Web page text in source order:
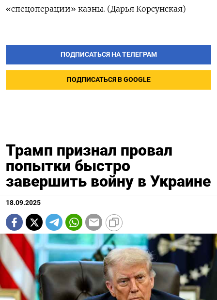
«спецоперации» казны. (Дарья Корсунская)
ПОДПИСАТЬСЯ НА ТЕЛЕГРАМ
ПОДПИСАТЬСЯ В GOOGLE
Трамп признал провал
попытки быстро
завершить войну в Украине
18.09.2025